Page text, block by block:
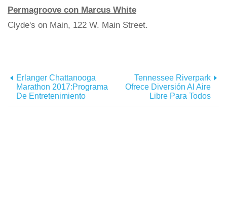
Permagroove con Marcus White
Clyde's on Main, 122 W. Main Street.
Erlanger Chattanooga
Marathon 2017:Programa
De Entretenimiento
Tennessee Riverpark
Ofrece Diversión Al Aire
Libre Para Todos